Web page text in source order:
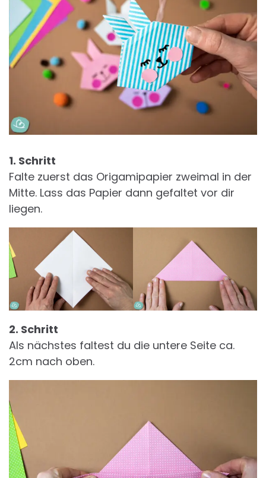
1. Schritt
Falte zuerst das Origamipapier zweimal in der
Mitte. Lass das Papier dann gefaltet vor dir
liegen.
2. Schritt
Als nächstes faltest du die untere Seite ca.
2cm nach oben.